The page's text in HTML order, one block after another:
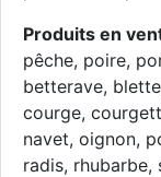
Produits en
pêche, poire,
betterave,
courge,
navet, oignon,
radis, rhubarbe,